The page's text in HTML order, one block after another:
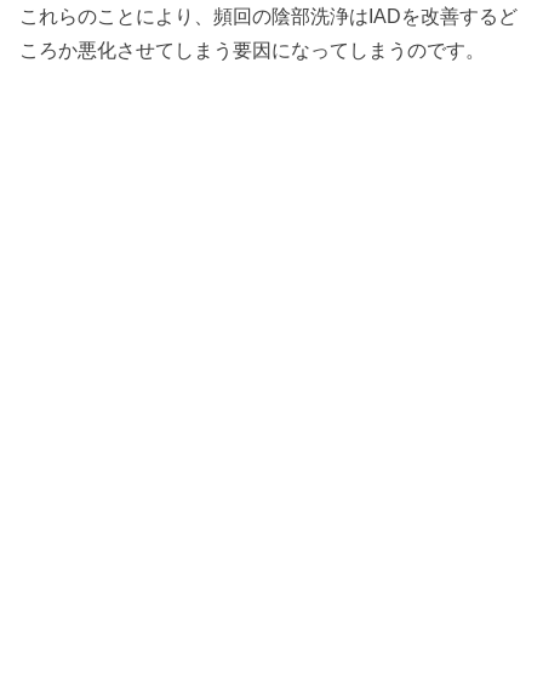
これらのことにより、頻回の陰部洗浄はIADを改善するど
ころか悪化させてしまう要因になってしまうのです。